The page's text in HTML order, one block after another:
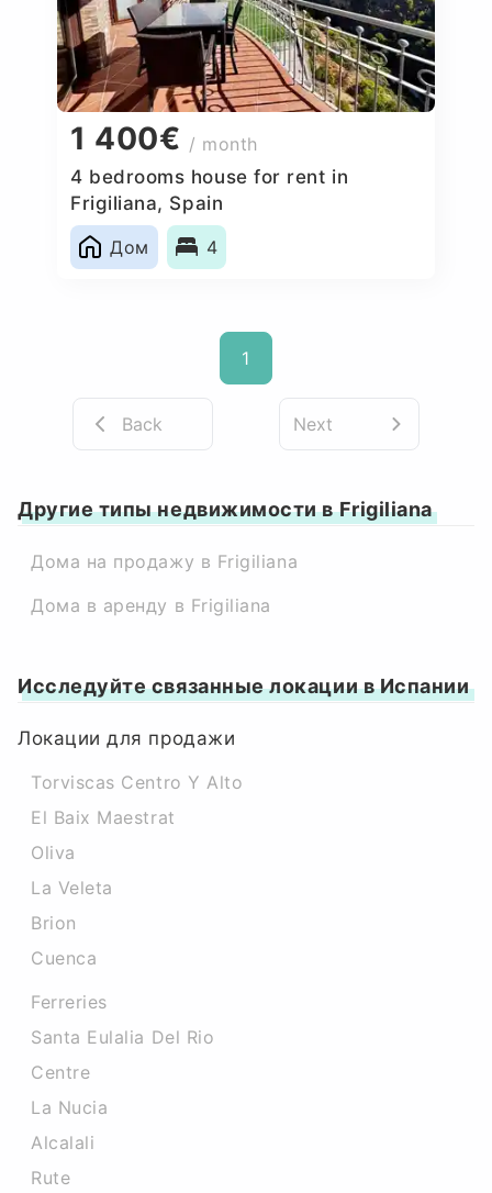
1 400€ / month
4 bedrooms house for rent in
Frigiliana, Spain
Дом
4
1
Back Next
Другие типы недвижимости в Frigiliana
Дома на продажу в Frigiliana
Дома в аренду в Frigiliana
Исследуйте связанные локации в Испании
Локации для продажи
Torviscas Centro Y Alto
El Baix Maestrat
Oliva
La Veleta
Brion
Cuenca
Ferreries
Santa Eulalia Del Rio
Centre
La Nucia
Alcalali
Rute